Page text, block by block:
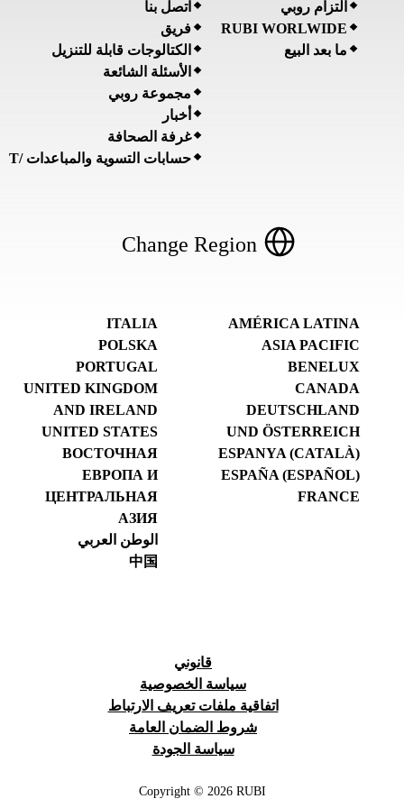
التزام روبي
RUBI WORLWIDE
ما بعد البيع
اتصل بنا
فريق
الكتالوجات قابلة للتنزيل
الأسئلة الشائعة
مجموعة روبي
أخبار
غرفة الصحافة
حسابات التسوية والمباعدات /T
Change Region
AMÉRICA LATINA
ASIA PACIFIC
BENELUX
CANADA
DEUTSCHLAND
UND ÖSTERREICH
ESPANYA (CATALÀ)
ESPAÑA (ESPAÑOL)
FRANCE
ITALIA
POLSKA
PORTUGAL
UNITED KINGDOM
AND IRELAND
UNITED STATES
ВОСТОЧНАЯ
ЕВРОПА И
ЦЕНТРАЛЬНАЯ
АЗИЯ
الوطن العربي
中国
قانوني
سياسة الخصوصية
اتفاقية ملفات تعريف الارتباط
شروط الضمان العامة
سياسة الجودة
Copyright © 2026 RUBI